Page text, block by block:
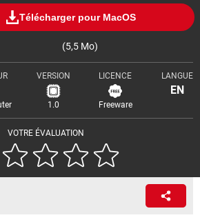
Télécharger pour MacOS
(5,5 Mo)
VOTRE ÉVALUATION
VERSION
1.0
LICENCE
Freeware
LANGUE
EN